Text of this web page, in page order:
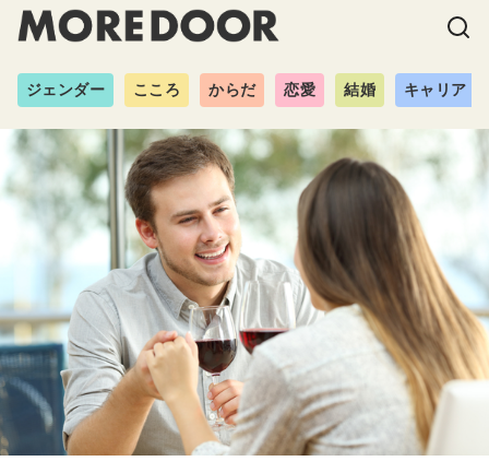
ジェンダー こころ からだ 恋愛 結婚 キャリア